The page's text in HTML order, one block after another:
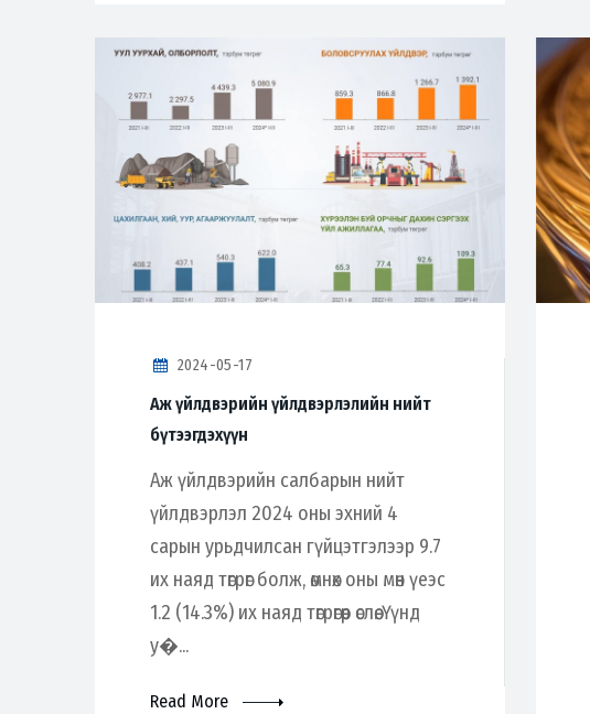
2024-05-17
Аж үйлдвэрийн үйлдвэрлэлийн нийт
бүтээгдэхүүн
Аж үйлдвэрийн салбарын нийт
үйлдвэрлэл 2024 оны эхний 4
сарын урьдчилсан гүйцэтгэлээр 9.7
их наяд төгрөг болж, өмнөх оны мөн үеэс
1.2 (14.3%) их наяд төгрөгөөр өслөө. Үүнд
у�...
Read More